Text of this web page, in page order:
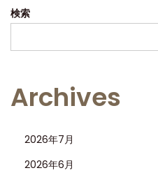
検索
Archives
2026年7月
2026年6月